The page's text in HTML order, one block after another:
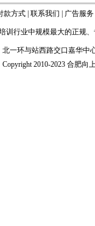
款方式 联系我们 广告服务
训行业中规模最大的正规
北一环与站西路交口嘉华
Copyright 2010-2023 合肥向